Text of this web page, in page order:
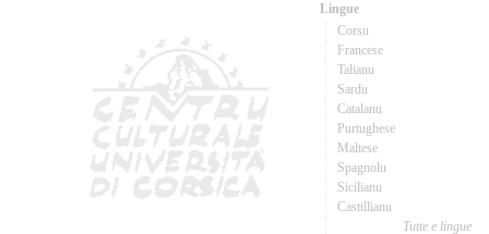
Lingue
Corsu
Francese
Talianu
Sardu
Catalanu
Purtughese
Maltese
Spagnolu
Sicilianu
Castillianu
Tutte e lingue